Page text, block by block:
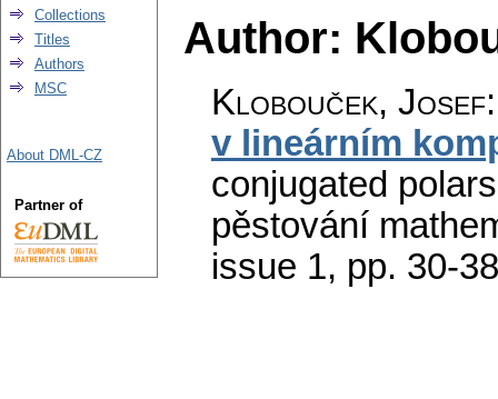
Author:
Klobouček, Josef
v lineárním
conjugated
pěstování
issue 1, pp. 30-38
Collections
Titles
Authors
MSC
About DML-CZ
Partner of